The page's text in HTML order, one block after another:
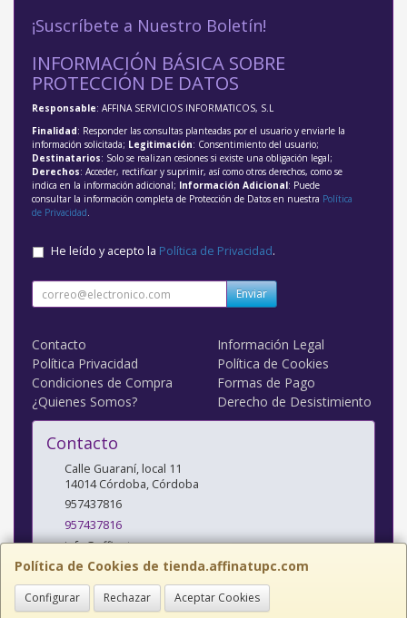
Política de Cookies de tienda.affinatupc.com
Configurar Rechazar Aceptar Cookies
¡Suscríbete a Nuestro Boletín!
INFORMACIÓN BÁSICA SOBRE
PROTECCIÓN DE DATOS
Responsable: AFFINA SERVICIOS INFORMATICOS, S.L
Finalidad: Responder las consultas planteadas por el usuario y enviarle la
información solicitada; Legitimación: Consentimiento del usuario;
Destinatarios: Solo se realizan cesiones si existe una obligación legal;
Derechos: Acceder, rectificar y suprimir, así como otros derechos, como se
indica en la información adicional; Información Adicional: Puede
consultar la información completa de Protección de Datos en nuestra Política
de Privacidad.
He leído y acepto la Política de Privacidad.
Enviar
Contacto
Información Legal
Política Privacidad
Política de Cookies
Condiciones de Compra
Formas de Pago
¿Quienes Somos?
Derecho de Desistimiento
Contacto
Calle Guaraní, local 11
14014 Córdoba, Córdoba
957437816
957437816
info@affinatupc.com
Horario